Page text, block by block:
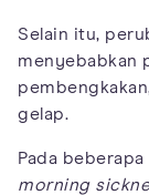
Selain itu,
menyebabkan
gelap.
Pada
morning